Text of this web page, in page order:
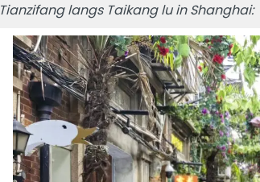
Tianzifang langs Taikang lu in Shanghai: